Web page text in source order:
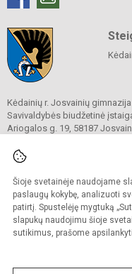
Šioje svetainėje naudojame
paslaugų kokybę, analizuoti
patirtį. Spustelėję mygtuką
slapukų naudojimu šioje
sutikimus, prašome apsilankyti
Kėdainių r. Josvainių gimnazija
Savivaldybės biudžetinė
Ariogalos g. 19, 58187
El. p.
Duomenys kaupiami ir saugomi
Juridinių asmenų registre
Įmonės kodas 191018728
Kopijuoti turinį be